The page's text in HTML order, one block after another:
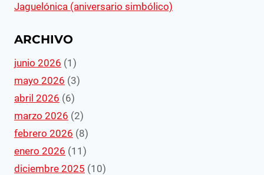
Jaguelónica (aniversario simbólico)
ARCHIVO
junio 2026 (1)
mayo 2026 (3)
abril 2026 (6)
marzo 2026 (2)
febrero 2026 (8)
enero 2026 (11)
diciembre 2025 (10)